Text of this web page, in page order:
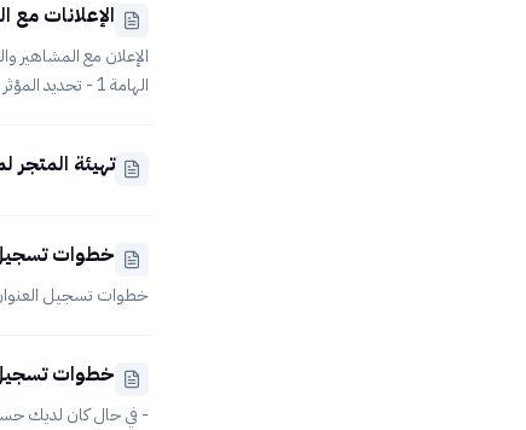
المستخدم الذي تم
الإعلانات مع
الإعلان مع المشاهير
الهامة 1 -
الأهم عند
تهيئة المتجر
خطوات
خطوات تسجيل العنوان الوطني للمؤسسات/
خطوات تسجيل
- في حال كان لديك